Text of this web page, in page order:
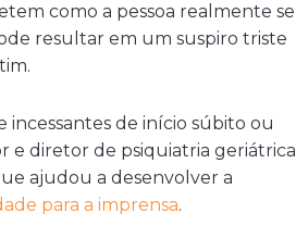
como a pessoa realmente se
resultar em um suspiro triste
incessantes de início súbito ou
e diretor de psiquiatria geriátrica
ajudou a desenvolver a
para a imprensa.